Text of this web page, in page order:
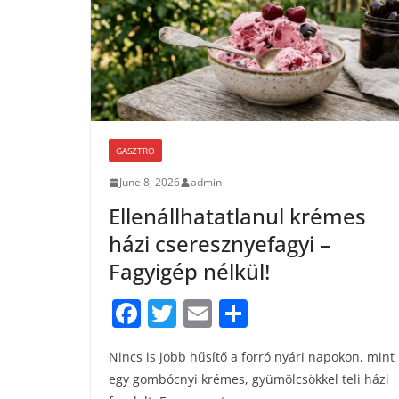
k
GASZTRO
June 8, 2026 admin
Ellenállhatatlanul krémes
házi cseresznyefagyi –
Fagyigép nélkül!
F
a
c
T
w
itt
E
m
ai ar
Nincs is jobb hűsítő a forró nyári napokon, mint
egy gombócnyi krémes, gyümölcsökkel teli házi